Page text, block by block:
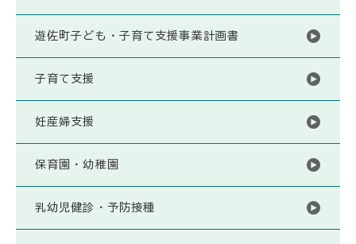
遊佐町子ども・子育て支援事業計画書
子育て支援
妊産婦支援
保育園・幼稚園
乳幼児健診・予防接種